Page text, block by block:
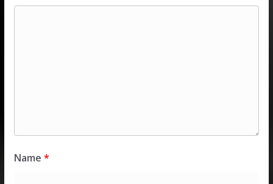
Name *